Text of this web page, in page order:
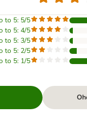
to 5: 5/5
to 5: 4/5
to 5: 3/5
to 5: 2/5
to 5: 1/5